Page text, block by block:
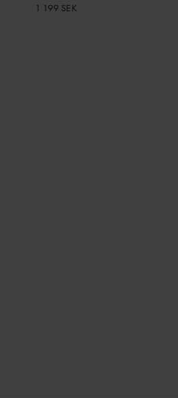
1 199 SEK